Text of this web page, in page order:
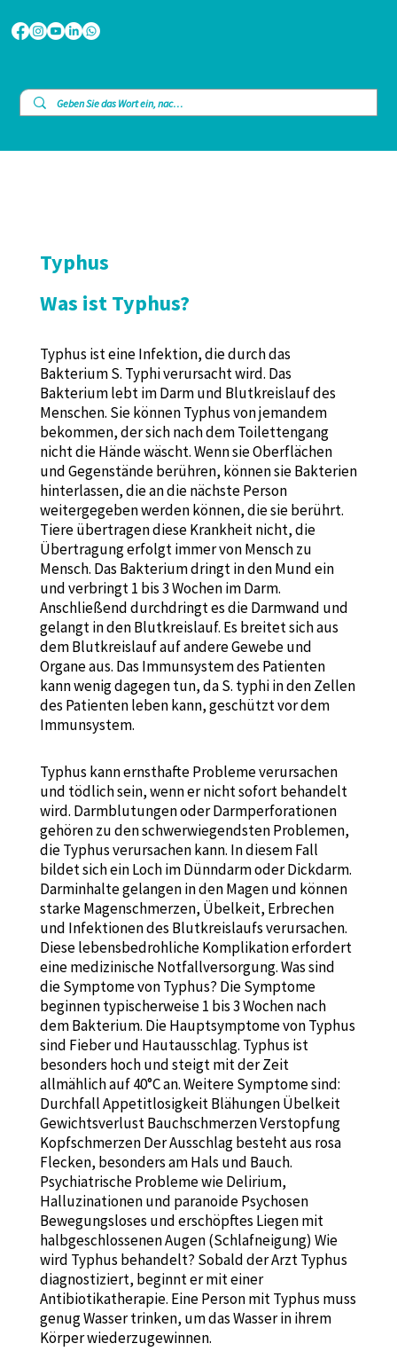
Typhus
Was ist Typhus?
Typhus ist eine Infektion, die durch das
Bakterium S. Typhi verursacht wird. Das
Bakterium lebt im Darm und Blutkreislauf des
Menschen. Sie können Typhus von jemandem
bekommen, der sich nach dem Toilettengang
nicht die Hände wäscht. Wenn sie Oberflächen
und Gegenstände berühren, können sie Bakterien
hinterlassen, die an die nächste Person
weitergegeben werden können, die sie berührt.
Tiere übertragen diese Krankheit nicht, die
Übertragung erfolgt immer von Mensch zu
Mensch. Das Bakterium dringt in den Mund ein
und verbringt 1 bis 3 Wochen im Darm.
Anschließend durchdringt es die Darmwand und
gelangt in den Blutkreislauf. Es breitet sich aus
dem Blutkreislauf auf andere Gewebe und
Organe aus. Das Immunsystem des Patienten
kann wenig dagegen tun, da S. typhi in den Zellen
des Patienten leben kann, geschützt vor dem
Immunsystem.
Typhus kann ernsthafte Probleme verursachen
und tödlich sein, wenn er nicht sofort behandelt
wird. Darmblutungen oder Darmperforationen
gehören zu den schwerwiegendsten Problemen,
die Typhus verursachen kann. In diesem Fall
bildet sich ein Loch im Dünndarm oder Dickdarm.
Darminhalte gelangen in den Magen und können
starke Magenschmerzen, Übelkeit, Erbrechen
und Infektionen des Blutkreislaufs verursachen.
Diese lebensbedrohliche Komplikation erfordert
eine medizinische Notfallversorgung. Was sind
die Symptome von Typhus? Die Symptome
beginnen typischerweise 1 bis 3 Wochen nach
dem Bakterium. Die Hauptsymptome von Typhus
sind Fieber und Hautausschlag. Typhus ist
besonders hoch und steigt mit der Zeit
allmählich auf 40°C an. Weitere Symptome sind:
Durchfall Appetitlosigkeit Blähungen Übelkeit
Gewichtsverlust Bauchschmerzen Verstopfung
Kopfschmerzen Der Ausschlag besteht aus rosa
Flecken, besonders am Hals und Bauch.
Psychiatrische Probleme wie Delirium,
Halluzinationen und paranoide Psychosen
Bewegungsloses und erschöpftes Liegen mit
halbgeschlossenen Augen (Schlafneigung) Wie
wird Typhus behandelt? Sobald der Arzt Typhus
diagnostiziert, beginnt er mit einer
Antibiotikatherapie. Eine Person mit Typhus muss
genug Wasser trinken, um das Wasser in ihrem
Körper wiederzugewinnen.